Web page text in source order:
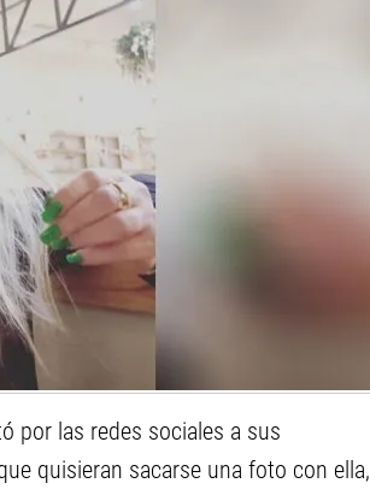
por las redes sociales a sus
quisieran sacarse una foto con ella,